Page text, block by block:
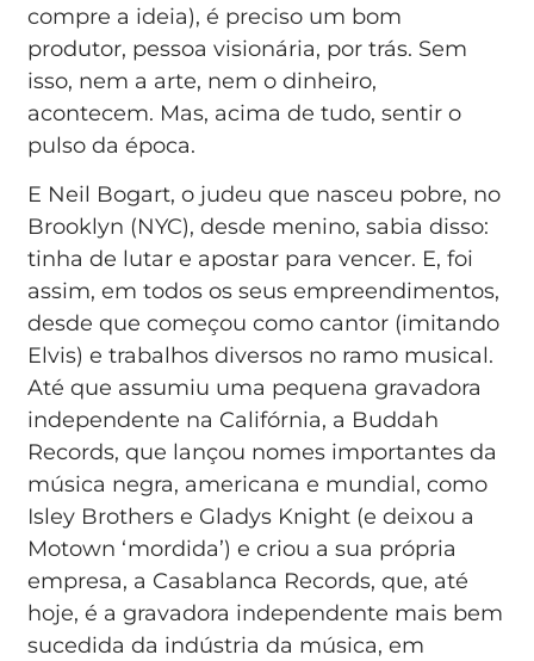
compre a ideia), é preciso um bom
produtor, pessoa visionária, por trás. Sem
isso, nem a arte, nem o dinheiro,
acontecem. Mas, acima de tudo, sentir o
pulso da época.
E Neil Bogart, o judeu que nasceu pobre, no
Brooklyn (NYC), desde menino, sabia disso:
tinha de lutar e apostar para vencer. E, foi
assim, em todos os seus empreendimentos,
desde que começou como cantor (imitando
Elvis) e trabalhos diversos no ramo musical.
Até que assumiu uma pequena gravadora
independente na Califórnia, a Buddah
Records, que lançou nomes importantes da
música negra, americana e mundial, como
Isley Brothers e Gladys Knight (e deixou a
Motown ‘mordida’) e criou a sua própria
empresa, a Casablanca Records, que, até
hoje, é a gravadora independente mais bem
sucedida da indústria da música, em